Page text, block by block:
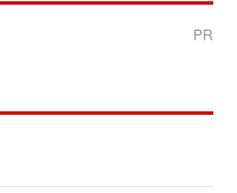
PR